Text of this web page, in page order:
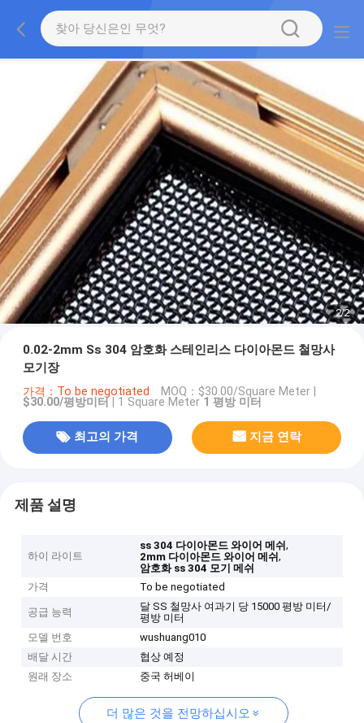
2/2
0.02-2mm Ss 304 암호화 스테인리스 다이아몬드 철망사
모기장
가격：To be negotiated MOQ： $30.00/Square Meter |
$30.00/평방미터 | 1 Square Meter 1 평방 미터
최고의 가격 지금 연락
제품 설명
하이 라이트
ss 304 다이아몬드 와이어 메쉬,
2mm 다이아몬드 와이어 메쉬,
암호화 ss 304 모기 메쉬
가격
To be negotiated
공급 능력
달 SS 철망사 여과기 당 15000 평방 미터/
평방 미터
모델 번호
wushuang010
배달 시간
협상 예정
원래 장소
중국 허베이
더 많은 것을 전망하십시오